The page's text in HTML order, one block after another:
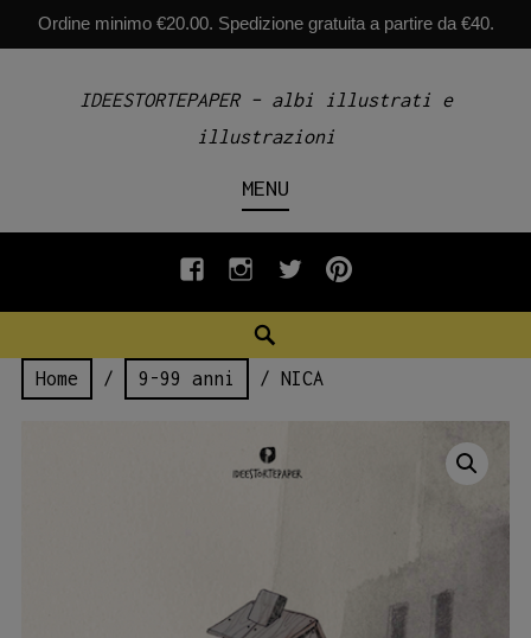
Ordine minimo €20.00. Spedizione gratuita a partire da €40.
IDEESTORTEPAPER – albi illustrati e
illustrazioni
MENU
fb INSTAGRAM
twiterpinterest
Home / 9-99 anni / NICA